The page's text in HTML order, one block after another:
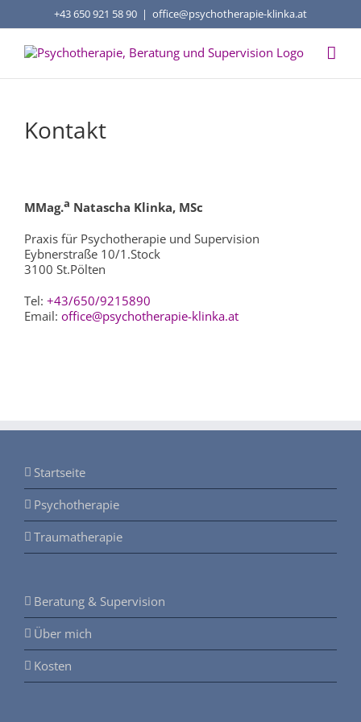
+43 650 921 58 90 | office@psychotherapie-klinka.at
Kontakt
MMag.a Natascha Klinka, MSc
Praxis für Psychotherapie und Supervision
Eybnerstraße 10/1.Stock
3100 St.Pölten
Tel: +43/650/9215890
Email: office@psychotherapie-klinka.at
Startseite
Psychotherapie
Traumatherapie
Beratung & Supervision
Über mich
Kosten